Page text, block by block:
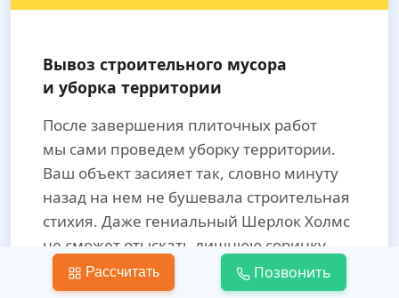
Вывоз строительного мусора
и уборка территории
После завершения плиточных работ
мы сами проведем уборку территории.
Ваш объект засияет так, словно минуту
назад на нем не бушевала строительная
стихия. Даже гениальный Шерлок Холмс
не сможет отыскать лишнюю соринку.
Вам не придется тратить силы
Рассчитать Позвонить